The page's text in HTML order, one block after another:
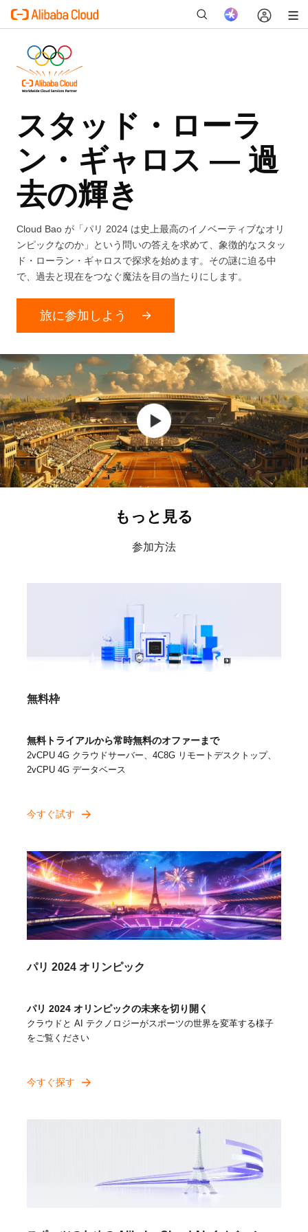
スタッド・ローラ
ン・ギャロス — 過
去の輝き
Cloud Bao が「パリ 2024 は史上最高のイノベーティブなオリ
ンピックなのか」という問いの答えを求めて、象徴的なスタッ
ド・ローラン・ギャロスで探求を始めます。その謎に迫る中
で、過去と現在をつなぐ魔法を目の当たりにします。
旅に参加しよう
もっと見る
参加方法
無料枠
無料トライアルから常時無料のオファーまで
2vCPU 4G クラウドサーバー、4C8G リモートデスクトップ、
2vCPU 4G データベース
今すぐ試す
パリ 2024 オリンピック
パリ 2024 オリンピックの未来を切り開く
クラウドと AI テクノロジーがスポーツの世界を変革する様子
をご覧ください
今すぐ探す